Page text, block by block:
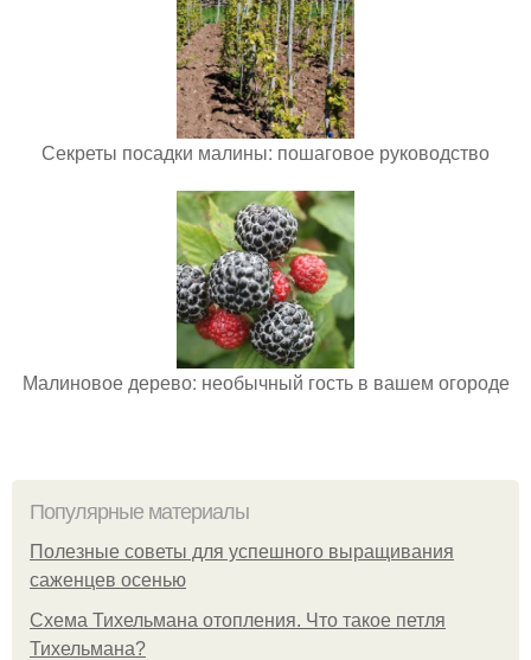
Секреты посадки малины: пошаговое руководство
Малиновое дерево: необычный гость в вашем огороде
Популярные материалы
Полезные советы для успешного выращивания
саженцев осенью
Схема Тихельмана отопления. Что такое петля
Тихельмана?